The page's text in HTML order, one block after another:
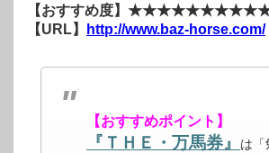
【おすすめ度】
【URL】
http://www.baz-horse.com/
【おすすめポイント】
『ＴＨＥ・万馬券』
は「